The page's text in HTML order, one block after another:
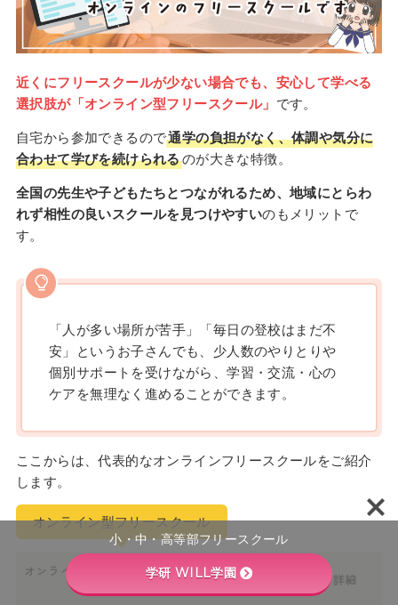
近くにフリースクールが少ない場合でも、安心して学べる
選択肢が「オンライン型フリースクール」 です。
自宅から参加できるので通学の負担がなく、体調や気分に
合わせて学びを続けられるのが大きな特徴。
全国の先生や子どもたちとつながれるため、地域にとらわ
れず相性の良いスクールを見つけやすいのもメリットで
す。
「人が多い場所が苦手」「毎日の登校はまだ不
安」というお子さんでも、少人数のやりとりや
個別サポートを受けながら、学習・交流・心の
ケアを無理なく進めることができます。
ここからは、代表的なオンラインフリースクールをご紹介
します。
オンライン型フリースクール
オンラインフリースクー
特徴 詳細
小・中・高等部フリースクール
学研 WILL学園